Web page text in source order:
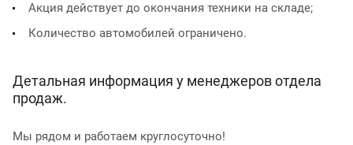
Акция действует до окончания техники на складе;
Количество автомобилей ограничено.
Детальная информация у менеджеров отдела
продаж.
Мы рядом и работаем круглосуточно!